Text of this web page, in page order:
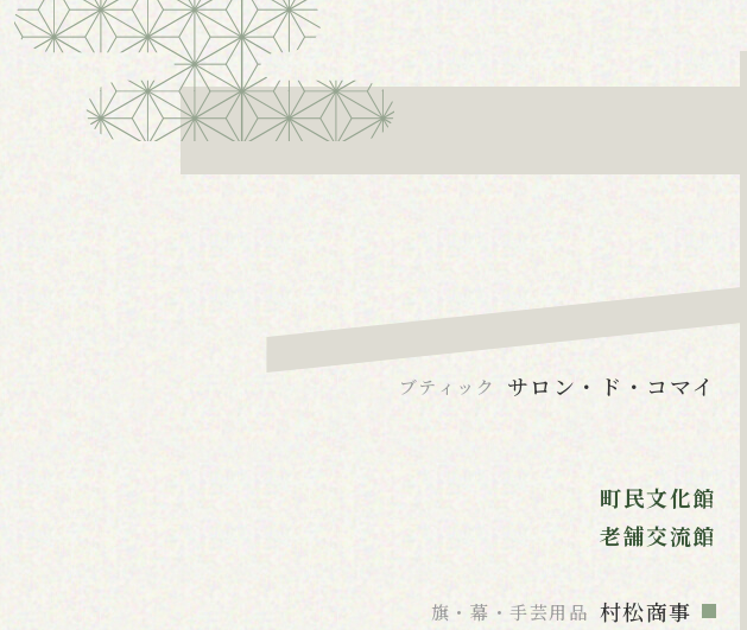
ブティック サロン・ド・コマイ
町民文化館
老舗交流館
旗・幕・手芸用品 村松商事